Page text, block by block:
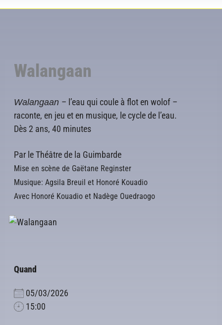
Walangaan
Walangaan – l’eau qui coule à flot en wolof –
raconte, en jeu et en musique, le cycle de l’eau.
Dès 2 ans, 40 minutes
Par le Théâtre de la Guimbarde
Mise en scène de Gaëtane Reginster
Musique:Agsila Breuil et Honoré Kouadio
Avec Honoré Kouadio et Nadège Ouedraogo
Quand
05/03/2026
15:00